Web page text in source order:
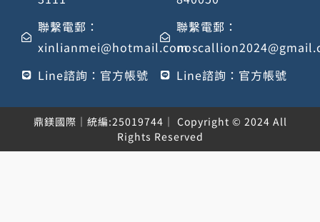
聯繫電郵：
xinlianmei@hotmail.com
Line諮詢：官方帳號
聯繫電郵：
Line諮詢：官方帳號
鼎鎂國際｜統編:25019744｜ Copyright © 2024 All
Rights Reserved